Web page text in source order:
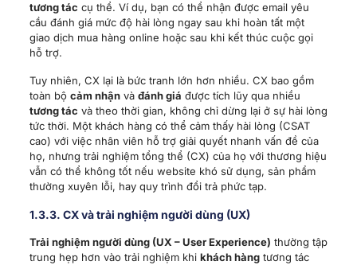
tương tác cụ thể. Ví dụ, bạn có thể nhận được email yêu
cầu đánh giá mức độ hài lòng ngay sau khi hoàn tất một
giao dịch mua hàng online hoặc sau khi kết thúc cuộc gọi
hỗ trợ.
Tuy nhiên, CX lại là bức tranh lớn hơn nhiều. CX bao gồm
toàn bộ cảm nhậnvà đánh giá được tích lũy qua nhiều
tương tác và theo thời gian, không chỉ dừng lại ở sự hài lòng
tức thời. Một khách hàng có thể cảm thấy hài lòng (CSAT
cao) với việc nhân viên hỗ trợ giải quyết nhanh vấn đề của
họ, nhưng trải nghiệm tổng thể (CX) của họ với thương hiệu
vẫn có thể không tốt nếu website khó sử dụng, sản phẩm
thường xuyên lỗi, hay quy trình đổi trả phức tạp.
1.3.3. CX và trải nghiệm người dùng (UX)
Trải nghiệm người dùng (UX – User Experience) thường tập
trung hẹp hơn vào trải nghiệm khi khách hàngtương tác